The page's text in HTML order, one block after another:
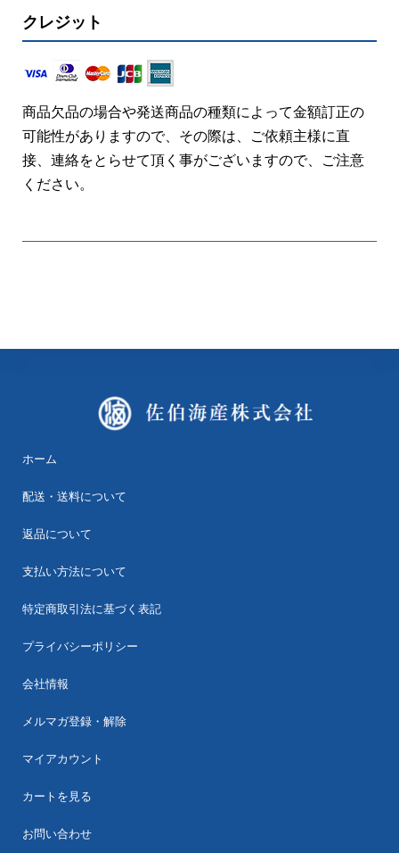
クレジット
商品欠品の場合や発送商品の種類によって金額訂正の
可能性がありますので、その際は、ご依頼主様に直
接、連絡をとらせて頂く事がございますので、ご注意
ください。
ホーム
配送・送料について
返品について
支払い方法について
特定商取引法に基づく表記
プライバシーポリシー
会社情報
メルマガ登録・解除
マイアカウント
カートを見る
お問い合わせ